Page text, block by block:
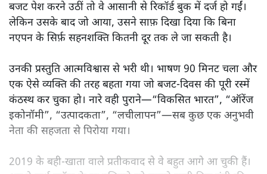
मोदी सरकार का बजट 2026 बड़े बदलाव का वादा करता दिखता है,
और ठहरे फैसलों के बीच बजट की आलोचनात्मक समीक्षा पढ़िए।
बजट पेश करने उठीं तो वे आसानी से रिकॉर्ड बुक में दर्ज हो गईं।